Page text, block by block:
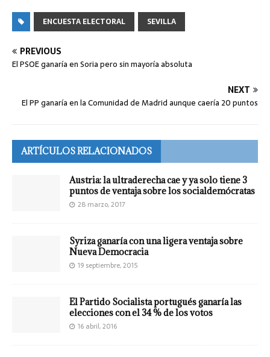
ENCUESTA ELECTORAL SEVILLA
PREVIOUS
El PSOE ganaría en Soria pero sin mayoría absoluta
NEXT
El PP ganaría en la Comunidad de Madrid aunque caería 20 puntos
ARTÍCULOS RELACIONADOS
Austria: la ultraderecha cae y ya solo tiene 3
puntos de ventaja sobre los socialdemócratas
28 marzo, 2017
Syriza ganaría con una ligera ventaja sobre
Nueva Democracia
19 septiembre, 2015
El Partido Socialista portugués ganaría las
elecciones con el 34 % de los votos
16 abril, 2016